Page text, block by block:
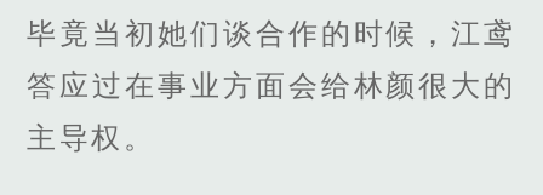
毕竟当初她们谈合作的时候，江鸢
答应过在事业方面会给林颜很大的
主导权。